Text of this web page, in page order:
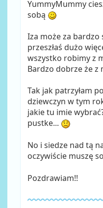
YummyMummy
sobą
Iza może za
przeszłaś dużo
wszystko robimy z
Bardzo dobrze że z
Tak jak patrzyłam
dziewczyn w tym
jakie tu imie
pustke...
No i siedze nad tą
oczywiście muszę
Pozdrawiam!!